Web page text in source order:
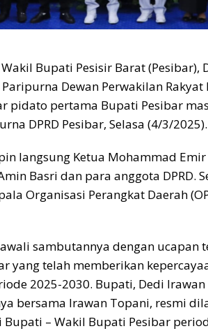
Wakil Bupati Pesisir Barat
Dewan Perwakilan Rakyat
pidato pertama Bupati Pesibar
DPRD Pesibar, Selasa (4/3/2025).
langsung Ketua Mohammad
Basri dan para anggota DPRD.
Organisasi Perangkat Daerah
sambutannya dengan ucapan
​yang​ telah​ memberikan
2025-2030. Bupati, Dedi
bersama Irawan Topani, resmi
– Wakil Bupati Pesibar